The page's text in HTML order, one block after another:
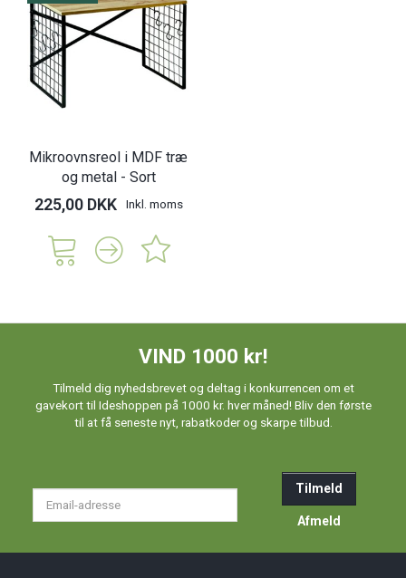
Mikroovnsreol i MDF træ
og metal - Sort
225,00 DKK Inkl. moms
VIND 1000 kr!
Tilmeld dig nyhedsbrevet og deltag i konkurrencen om et
gavekort til Ideshoppen på 1000 kr. hver måned! Bliv den første
til at få seneste nyt, rabatkoder og skarpe tilbud.
Tilmeld
Afmeld